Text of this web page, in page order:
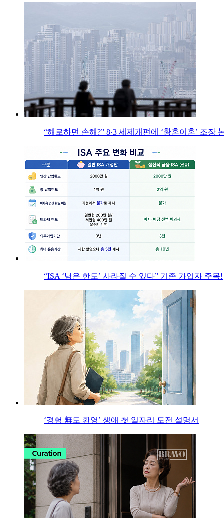
“해로하면 손해?” 8·3 세제개편에 ‘황혼이혼’ 조장
“ISA ‘남은 한도’ 사라질 수 있다” 기존 가입자 주목!
‘경험 無도 환영’ 생애 첫 일자리 도전 설명서